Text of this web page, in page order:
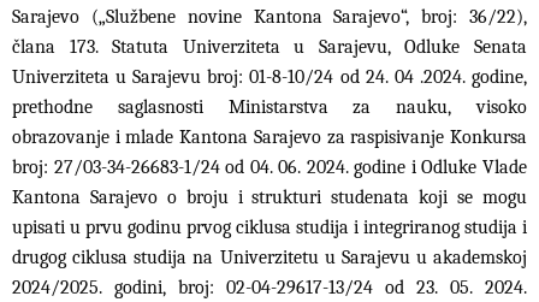
Sarajevo („Službene novine Kantona Sarajevo“, broj: 36/22),
člana 173. Statuta Univerziteta u Sarajevu, Odluke Senata
Univerziteta u Sarajevu broj: 01-8-10/24 od 24. 04 .2024. godine,
prethodne saglasnosti Ministarstva za nauku, visoko
obrazovanje i mlade Kantona Sarajevo za raspisivanje Konkursa
broj: 27/03-34-26683-1/24 od 04. 06. 2024. godine i Odluke Vlade
Kantona Sarajevo o broju i strukturi studenata koji se mogu
upisati u prvu godinu prvog ciklusa studija i integriranog studija i
drugog ciklusa studija na Univerzitetu u Sarajevu u akademskoj
2024/2025. godini, broj: 02-04-29617-13/24 od 23. 05. 2024.